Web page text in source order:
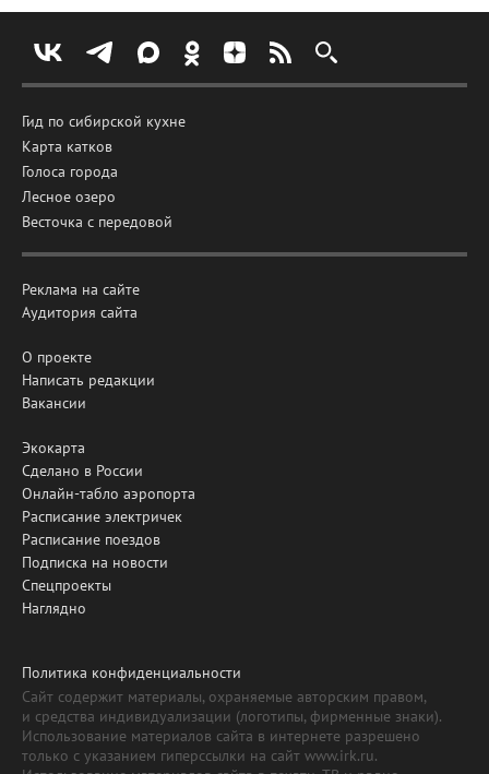
Гид по сибирской кухне
Карта катков
Голоса города
Лесное озеро
Весточка с передовой
Реклама на сайте
Аудитория сайта
О проекте
Написать редакции
Вакансии
Экокарта
Сделано в России
Онлайн-табло аэропорта
Расписание электричек
Расписание поездов
Подписка на новости
Спецпроекты
Наглядно
Политика конфиденциальности
Сайт содержит материалы, охраняемые авторским правом,
и средства индивидуализации (логотипы, фирменные знаки).
Использование материалов сайта в интернете разрешено
только с указанием гиперссылки на сайт www.irk.ru.